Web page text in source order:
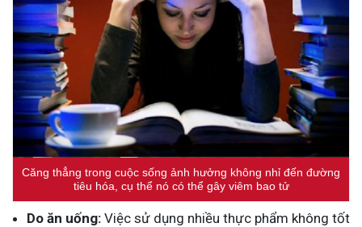
Căng thẳng trong cuộc sống ảnh hưởng không nhỉ đến đường
tiêu hóa, cụ thể nó có thể gây viêm bao tử
Do ăn uống: Việc sử dụng nhiều thực phẩm không tốt